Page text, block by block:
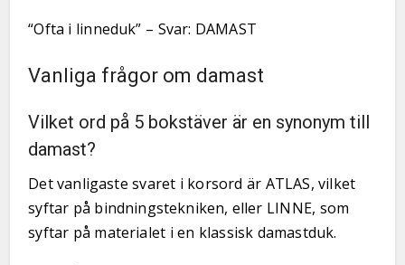
“Ofta i linneduk” – Svar: DAMAST
Vanliga frågor om damast
Vilket ord på 5 bokstäver är en synonym till
damast?
Det vanligaste svaret i korsord är ATLAS, vilket
syftar på bindningstekniken, eller LINNE, som
syftar på materialet i en klassisk damastduk.